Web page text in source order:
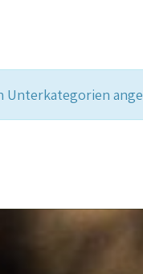
Unterkategorien